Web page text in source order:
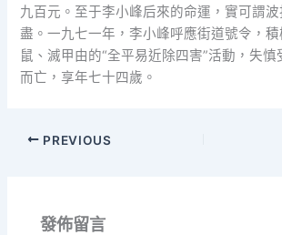
九百元。至于李小峰后來的命運，實可謂
盡。一九七一年，李小峰呼應街道號令，
鼠、滅甲由的“全平易近除四害”活動，失
而亡，享年七十四歲。
PREVIOUS
發佈留言